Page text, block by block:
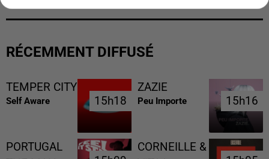
RÉCEMMENT DIFFUSÉ
TEMPER CITY
Self Aware 15h18
15h18
ZAZIE
Peu Importe 15h16
15h16
PORTUGAL
CORNEILLE &